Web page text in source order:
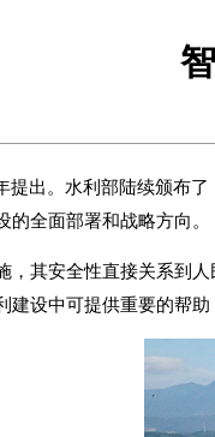
提出。水利部陆续颁布
全面部署和战略方向。
，其安全性直接关系到
建设中可提供重要的帮